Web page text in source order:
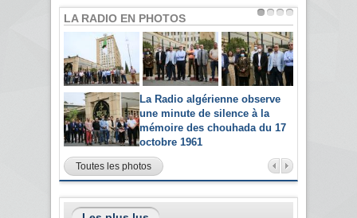
LA RADIO EN PHOTOS
La Radio algérienne observe
une minute de silence à la
mémoire des chouhada du 17
octobre 1961
Toutes les photos